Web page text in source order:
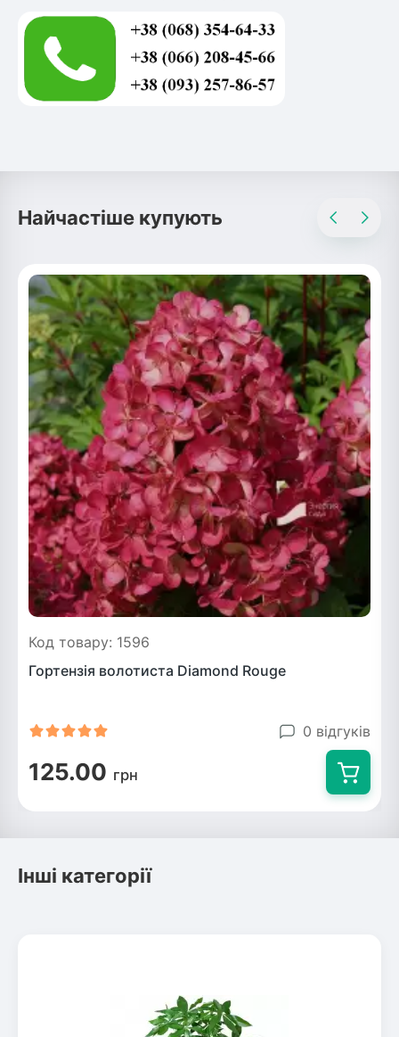
Найчастіше купують
Код товару: 1596
Гортензія волотиста Diamond Rouge
0 відгуків
125.00 грн
Інші категорії